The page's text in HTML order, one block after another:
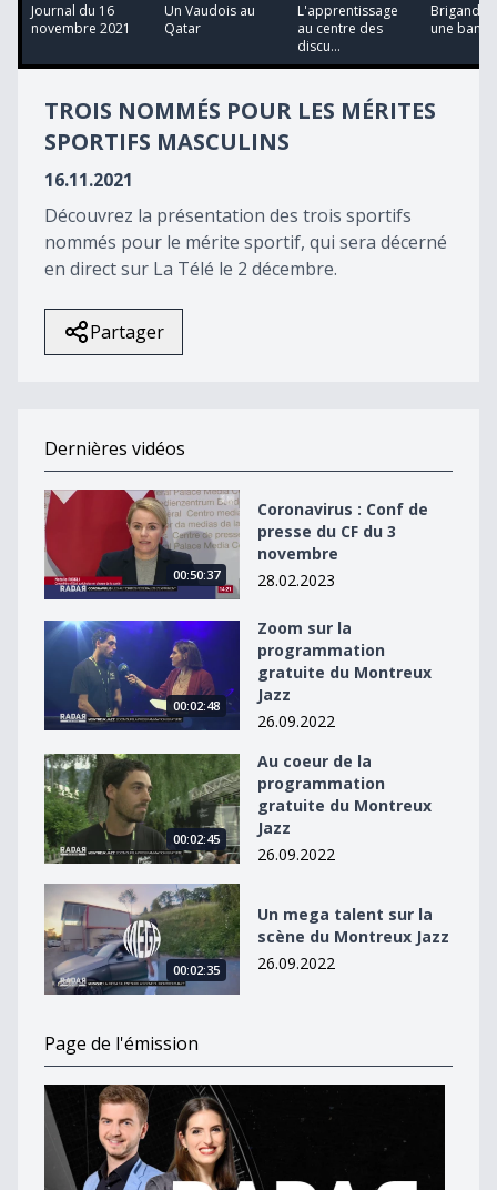
14
minutes,
seconds
Journal du 16
novembre 2021
Un Vaudois au
Qatar
L'apprentissage
au centre des
discu...
une
TROIS NOMMÉS POUR LES MÉRITES
SPORTIFS MASCULINS
16.11.2021
Découvrez la présentation des trois sportifs
nommés pour le mérite sportif, qui sera décerné
en direct sur La Télé le 2 décembre.
Partager
Dernières vidéos
Coronavirus : Conf de presse du CF du 3 novembre
00:50:37
Coronavirus : Conf de
presse du CF du 3
novembre
28.02.2023
Zoom sur la programmation gratuite du Montreux
00:02:48
Zoom sur la
programmation
gratuite du Montreux
Jazz
26.09.2022
Au coeur de la programmation gratuite du Montreux
00:02:45
Au coeur de la
programmation
gratuite du Montreux
Jazz
26.09.2022
Un mega talent sur la scène du Montreux Jazz
00:02:35
Un mega talent sur la
scène du Montreux Jazz
26.09.2022
Page de l'émission